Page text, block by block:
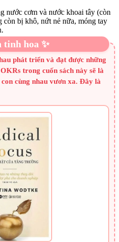
nước cơm và nước khoai tây (còn
còn bị khô, nứt nẻ nữa, móng tay
tinh hoa ✨
phát triển và đạt được những
trong cuốn sách này sẽ là
cùng nhau vươn xa. Đây là